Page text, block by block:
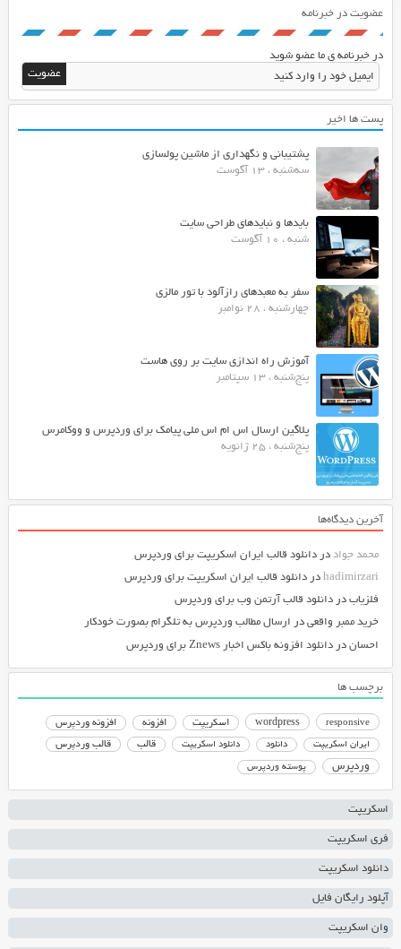
عضویت در خبرنامه
در خبرنامه ی ما عضو شوید
پست ها اخیر
پشتیبانی و نگهداری از ماشین پولسازی
سه‌شنبه ، 13 آگوست
بایدها و نبایدهای طراحی سایت
شنبه ، 10 آگوست
سفر به معبدهای رازآلود با تور مالزی
چهارشنبه ، 28 نوامبر
آموزش راه اندازی سایت بر روی هاست
پنج‌شنبه ، 13 سپتامبر
پلاگین ارسال اس ام اس ملی پیامک برای وردپرس و ووکامرس
پنج‌شنبه ، 25 ژانویه
آخرین دیدگاه‌ها
محمد جواددر دانلود قالب ایران اسکریپت برای وردپرس
hadimirzariدر دانلود قالب ایران اسکریپت برای وردپرس
فلزیابدر دانلود قالب آرتمن وب برای وردپرس
خرید ممبر واقعیدر ارسال مطالب وردپرس به تلگرام بصورت خودکار
احساندر دانلود افزونه باکس اخبار Znews برای وردپرس
برچسب ها
responsive
wordpress اسکریپت افزونه افزونه وردپرس
ایران اسکریپت دانلود دانلود اسکریپت قالب قالب وردپرس
وردپرس پوسته وردپرس
اسکریپت
فری اسکریپت
دانلود اسکریپت
آپلود رایگان فایل
وان اسکریپت